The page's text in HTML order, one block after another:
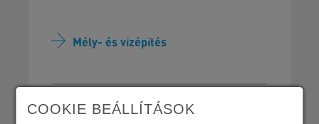
Mély- és vízépítés
COOKIE BEÁLLÍTÁSOK